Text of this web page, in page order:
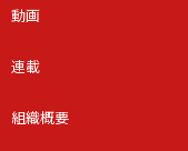
動画
連載
組織概要